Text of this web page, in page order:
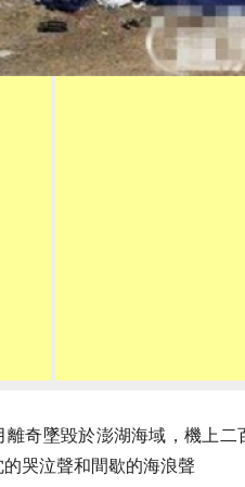
奇墜毀於澎湖海域，機上
哭泣聲和間歇的海浪聲